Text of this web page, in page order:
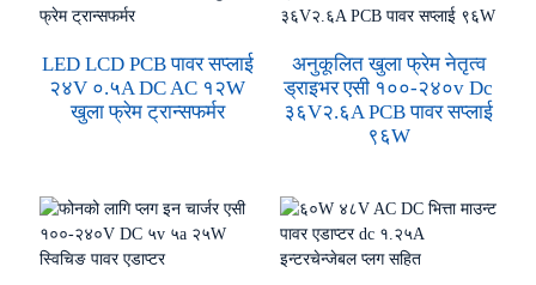
LED LCD PCB पावर सप्लाई
२४V ०.५A DC AC १२W
खुला फ्रेम ट्रान्सफर्मर
अनुकूलित खुला फ्रेम नेतृत्व
ड्राइभर एसी १००-२४०v Dc
३६V२.६A PCB पावर सप्लाई
९६W